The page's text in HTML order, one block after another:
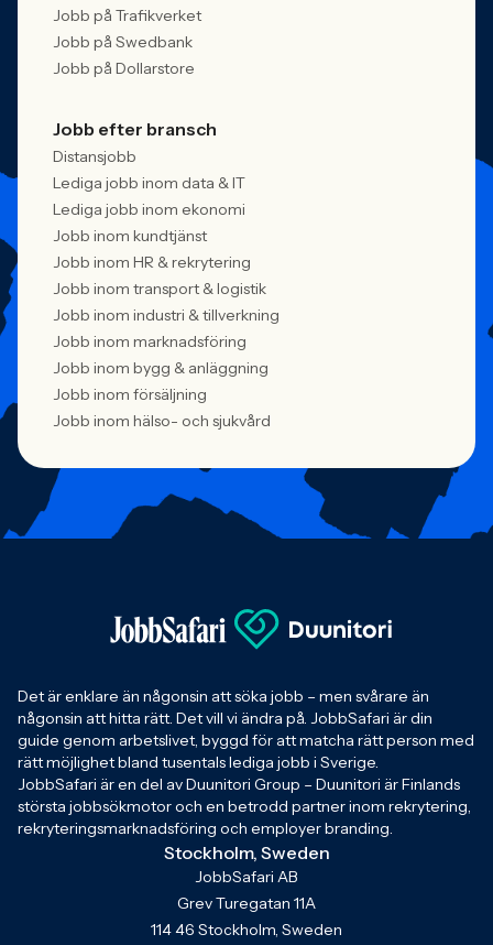
Jobb på Trafikverket
Jobb på Swedbank
Jobb på Dollarstore
Jobb efter bransch
Distansjobb
Lediga jobb inom data & IT
Lediga jobb inom ekonomi
Jobb inom kundtjänst
Jobb inom HR & rekrytering
Jobb inom transport & logistik
Jobb inom industri & tillverkning
Jobb inom marknadsföring
Jobb inom bygg & anläggning
Jobb inom försäljning
Jobb inom hälso- och sjukvård
Det är enklare än någonsin att söka jobb – men svårare än
någonsin att hitta rätt. Det vill vi ändra på. JobbSafari är din
guide genom arbetslivet, byggd för att matcha rätt person med
rätt möjlighet bland tusentals lediga jobb i Sverige.
JobbSafari är en del av Duunitori Group – Duunitori är Finlands
största jobbsökmotor och en betrodd partner inom rekrytering,
rekryteringsmarknadsföring och employer branding.
Stockholm, Sweden
JobbSafari AB
Grev Turegatan 11A
114 46 Stockholm, Sweden